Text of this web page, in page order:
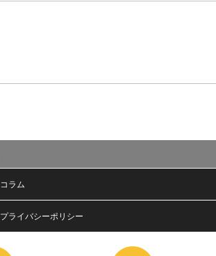
コラム
プライバシーポリシー